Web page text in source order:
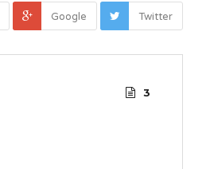
Twitter
Google
3